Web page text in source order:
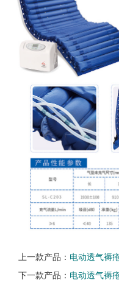
上一款产品： 电动透气褥
下一款产品： 电动透气褥